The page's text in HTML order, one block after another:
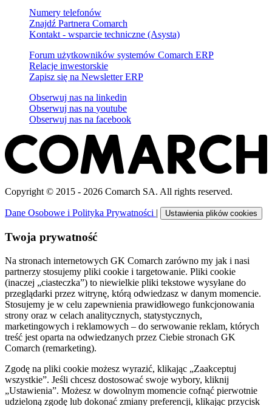
Numery telefonów
Znajdź Partnera Comarch
Kontakt - wsparcie techniczne (Asysta)
Forum użytkowników systemów Comarch ERP
Relacje inwestorskie
Zapisz się na Newsletter ERP
Obserwuj nas na linkedin
Obserwuj nas na youtube
Obserwuj nas na facebook
Copyright © 2015 - 2026 Comarch SA. All rights reserved.
Dane Osobowe i Polityka Prywatności | Ustawienia plików cookies
Twoja prywatność
Na stronach internetowych GK Comarch zarówno my jak i nasi
partnerzy stosujemy pliki cookie i targetowanie. Pliki cookie
(inaczej „ciasteczka”) to niewielkie pliki tekstowe wysyłane do
przeglądarki przez witrynę, którą odwiedzasz w danym momencie.
Stosujemy je w celu zapewnienia prawidłowego funkcjonowania
strony oraz w celach analitycznych, statystycznych,
marketingowych i reklamowych – do serwowanie reklam, których
treść jest oparta na odwiedzanych przez Ciebie stronach GK
Comarch (remarketing).
Zgodę na pliki cookie możesz wyrazić, klikając „Zaakceptuj
wszystkie”. Jeśli chcesz dostosować swoje wybory, kliknij
„Ustawienia”. Możesz w dowolnym momencie cofnąć pierwotnie
udzieloną zgodę lub dokonać zmiany preferencji, klikając przycisk